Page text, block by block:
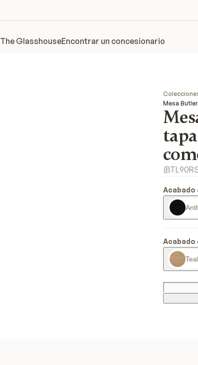
The GlasshouseEncontrar un concesionario
Mesa
(
Acabado
Acabado